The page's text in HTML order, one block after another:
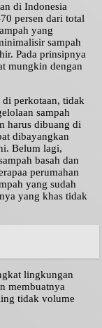
di Indonesia
persen dari total
yang
sampah
Pada prinsipnya
mungkin dengan
di perkotaan, tidak
sampah
harus dibuang di
dibayangkan
Belum lagi,
basah dan
perumahan
yang sudah
yang khas tidak
lingkungan
membuatnya
tidak volume